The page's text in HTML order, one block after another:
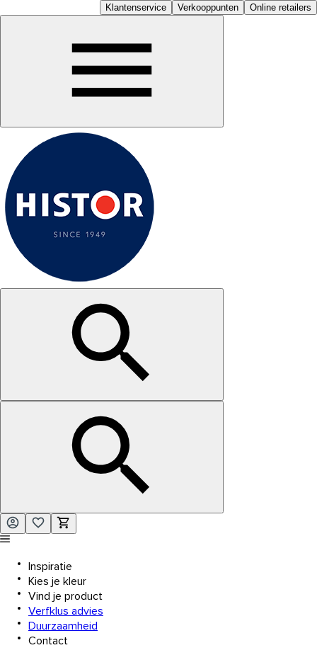
Klantenservice Verkooppunten Online retailers
Inspiratie
Kies je kleur
Vind je product
Verfklus advies
Duurzaamheid
Contact